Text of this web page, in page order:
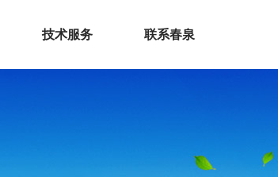
技术服务 联系春泉